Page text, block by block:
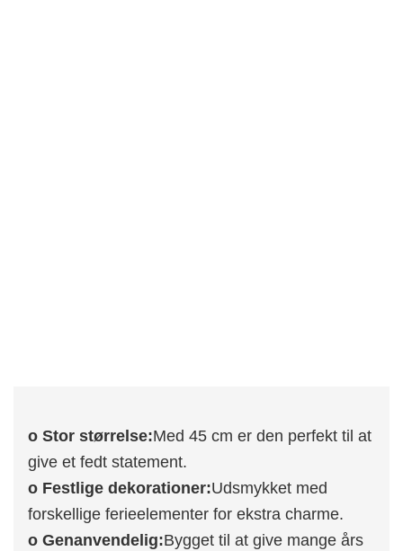
o Stor størrelse:Med 45 cm er den perfekt til at
give et fedt statement.
o Festlige dekorationer:Udsmykket med
forskellige ferieelementer for ekstra charme.
o Genanvendelig:Bygget til at give mange års